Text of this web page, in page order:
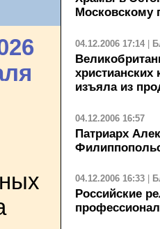
Московскому
04.12.2006 17:14
изъяла из
04.12.2006 16:57
Патриарх
04.12.2006 16:33
Российские